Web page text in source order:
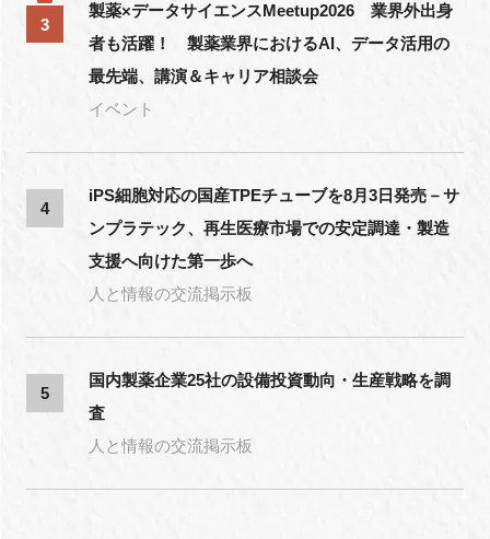
3
製薬×データサイエンスMeetup2026 業界外出身
者も活躍！ 製薬業界におけるAI、データ活用の
最先端、講演＆キャリア相談会
イベント
4
iPS細胞対応の国産TPEチューブを8月3日発売－サ
ンプラテック、再生医療市場での安定調達・製造
支援へ向けた第一歩へ
人と情報の交流掲示板
5
国内製薬企業25社の設備投資動向・生産戦略を調
査
人と情報の交流掲示板